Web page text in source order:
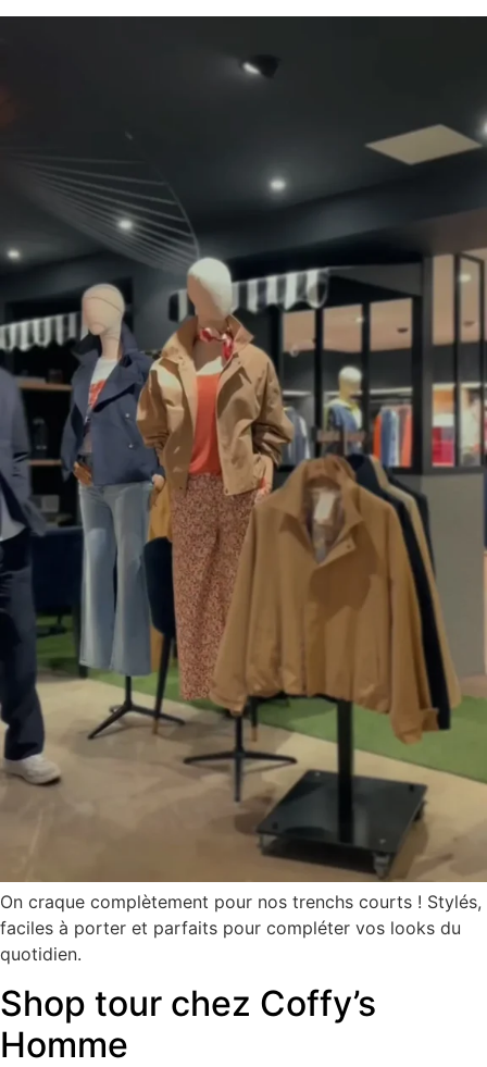
On craque complètement pour nos trenchs courts ! Stylés,
faciles à porter et parfaits pour compléter vos looks du
quotidien.
Shop tour chez Coffy’s
Homme